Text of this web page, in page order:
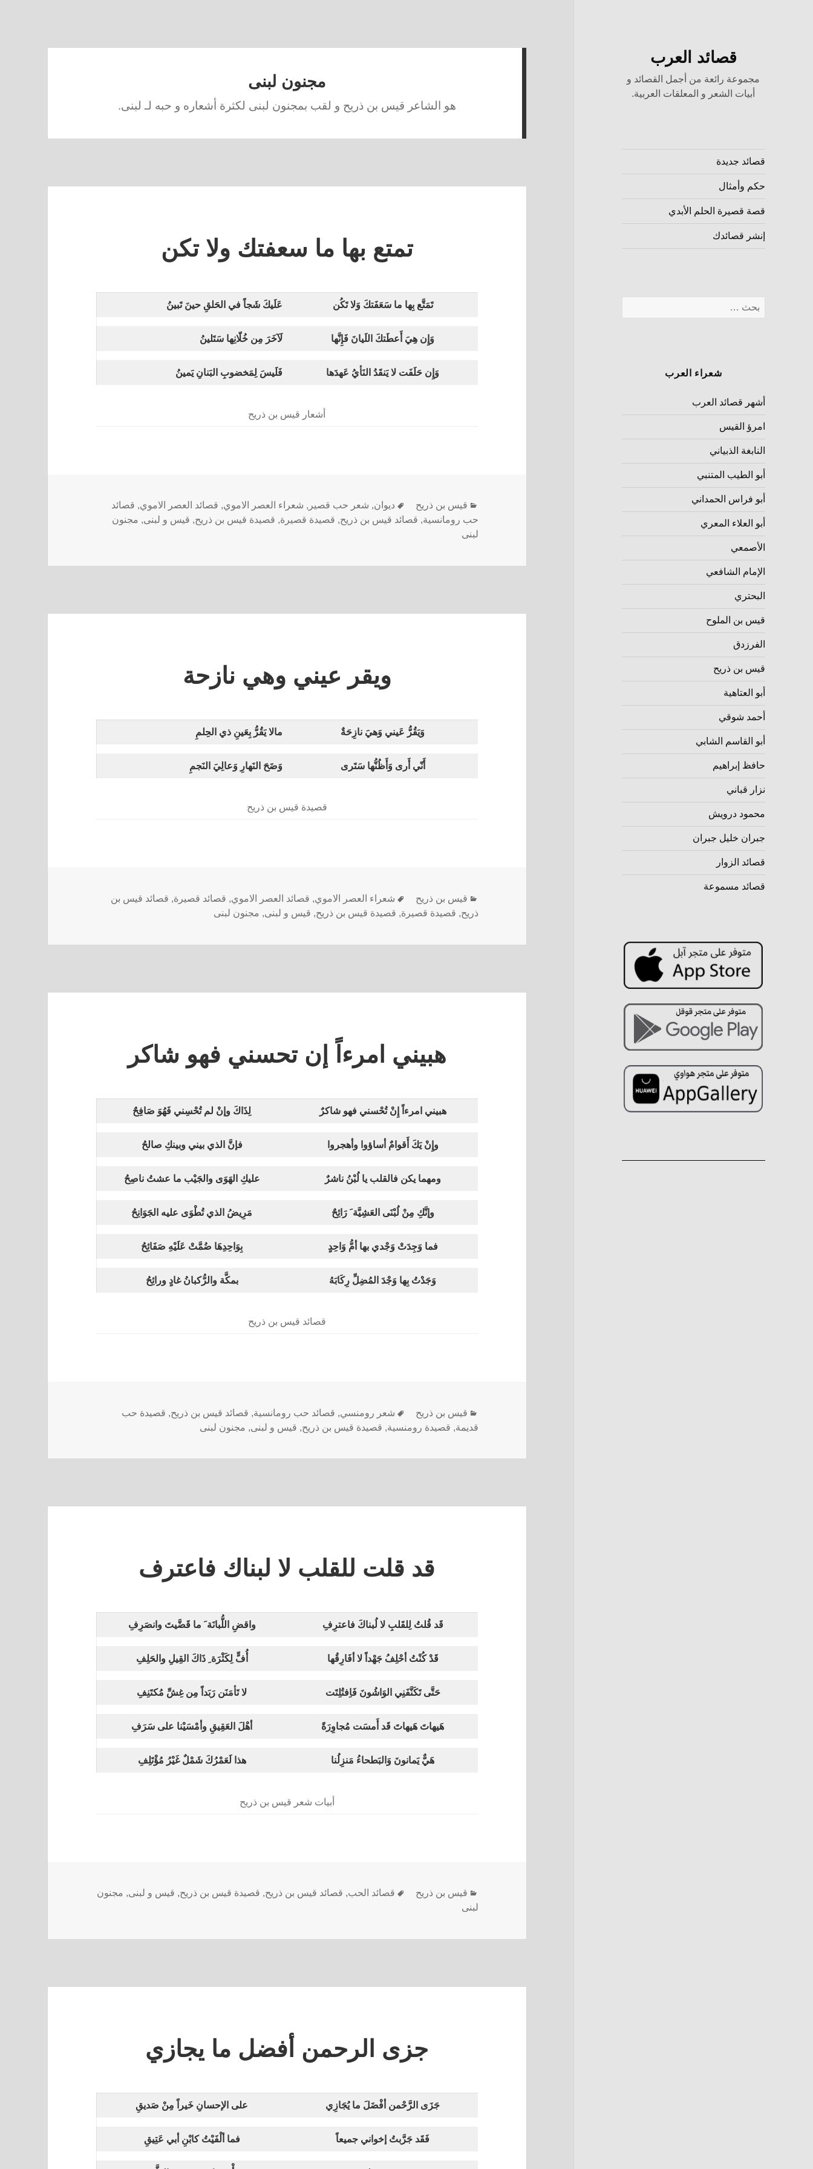
قصائد العرب
مجموعة رائعة من أجمل القصائد و
أبيات الشعر و المعلقات العربية.
قصائد جديدة
حكم وأمثال
قصة قصيرة الحلم الأبدي
إنشر قصائدك
شعراء العرب
أشهر قصائد العرب
امرؤ القيس
النابغة الذبياني
أبو الطيب المتنبي
أبو فراس الحمداني
أبو العلاء المعري
الأصمعي
الإمام الشافعي
البحتري
قيس بن الملوح
الفرزدق
قيس بن ذريح
أبو العتاهية
أحمد شوقي
أبو القاسم الشابي
حافظ إبراهيم
نزار قباني
محمود درويش
جبران خليل جبران
قصائد الزوار
قصائد مسموعة
مجنون لبنى
هو الشاعر قيس بن ذريح و لقب بمجنون لبنى لكثرة أشعاره و حبه لـ لبنى.
تمتع بها ما سعفتك ولا تكن
تَمَتَّع بِها ما سَعَفَتكَ وَلا تَكُن عَلَيكَ شَجاً في الحَلقِ حينَ تَبينُ
وَإِن هِيَ أَعطَتكَ اللَيانَ فَإِنَّها لَآخَرَ مِن خُلّانِها سَتَلينُ
وَإِن حَلَفَت لا يَنقَدُ النَأيُ عَهدَها فَلَيسَ لِمَخضوبِ البَنانِ يَمينُ
أشعار قيس بن ذريح
قيس بن ذريح ديوان, شعر حب قصير , شعراء العصر الاموي, قصائد العصر الاموي, قصائد
حب رومانسية, قصائد قيس بن ذريح, قصيدة قصيرة, قصيدة قيس بن ذريح, قيس و لبنى, مجنون
لبنى
ويقر عيني وهي نازحة
وَيَقُرُّ عَيني وَهيَ نازِحَةٌ مالا يَقُرُّ بِعَينِ ذي الحِلمِ
أَنّي أَرى وَأَظُنُّها سَتَرى وَضَحَ النَهارِ وَعالِيَ النَجمِ
قصيدة قيس بن ذريح
قيس بن ذريح شعراء العصر الاموي, قصائد العصر الاموي, قصائد قصيرة, قصائد قيس بن
ذريح, قصيدة قصيرة, قصيدة قيس بن ذريح, قيس و لبنى, مجنون لبنى
هبيني امرءاً إن تحسني فهو شاكر
هبيني امرءاً إِنْ تُحْسني فهو شاكرٌ لِذَاكَ وإنْ لم تُحْسِني فَهُوَ صَافِحٌ
وإِنْ يَكَ أَقوامٌ أساؤوا وأهجروا فإنَّ الذي بيني وبينكِ صالحُ
ومهما يكن فالقلب يا لُبْنُ ناشرٌ عليكِ الهَوَى والجَيْب ما عشتُ ناصِحُ
وإنَّكِ مِنْ لُبْنَى العَشِيَّة َ رَائِحٌ مَرِيضُ الذي تُطْوَى عليه الجَوَانِحُ
فما وَجِدَتْ وَجْدي بها أمُّ وَاحِدٍ بِوَاحِدِهَا ضُمَّتْ عَلَيْهِ صَفَائِحُ
وَجَدْتُ بِها وَجْدَ المُضِلِّ رِكَابَهُ بمكَّة والرُّكبانُ غادٍ ورائِحُ
قصائد قيس بن ذريح
قيس بن ذريح شعر رومنسي, قصائد حب رومانسية, قصائد قيس بن ذريح, قصيدة حب
قديمة, قصيدة رومنسية, قصيدة قيس بن ذريح, قيس و لبنى, مجنون لبنى
قد قلت للقلب لا لبناك فاعترف
قَد قُلتُ لِلقَلبِ لا لُبناكَ فاعترِفِ واقضِ اللُّبانَة َ ما قَضَّيتَ وانصَرِفِ
قَدْ كُنْتُ أحْلِفُ جَهْداً لا أفَارِقُها أُفٍّ لِكَثْرَة ِ ذَاكَ القِيلِ والحَلِفِ
حَتَّى تَكَنَّفَنِي الوَاشُونَ فَاِفتُلِتَت لا تَأمَنَن رَبَداً مِن غِشِّ مُكتَنِفِ
هَيهاتَ هَيهاتَ قَد أَمسَت مُجاوِرَةً أهْلَ العَقِيقِ وأمْسَيْنا على سَرَفِ
هَيٌّ يَمانونَ وَالبَطحاءُ مَنزِلُنا هذا لَعَمْرُكَ شَمْلٌ غَيْرُ مُؤْتَلِفِ
أبيات شعر قيس بن ذريح
قيس بن ذريح قصائد الحب, قصائد قيس بن ذريح, قصيدة قيس بن ذريح, قيس و لبنى, مجنون
لبنى
جزى الرحمن أفضل ما يجازي
جَزَى الرَّحْمن أفْضَلَ ما يُجَازِي على الإحسانِ خَيراً مِنْ صَديقِ
فَقَد جَرَّبتُ إخواني جميعاً فما ألْفَيْتُ كابْنِ أبي عَتِيقِ